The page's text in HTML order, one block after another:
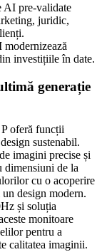
AI pre-validate
juridic,
investițiile în date.
generație
oferă funcții
sustenabil.
imagini precise și
dimensiuni de la
cu o acoperire
design modern.
și soluția
monitoare
pentru a
calitatea imaginii.